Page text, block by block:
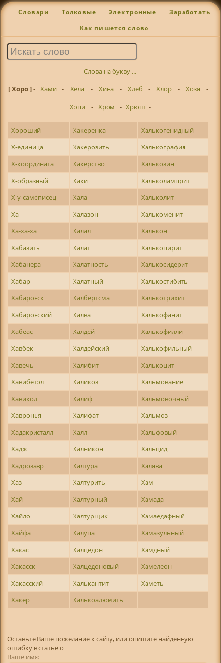
Словари Толковые Электронные Заработать
Как пишется слово
Слова на букву ...
[ Хоро ]- Хами - Хела - Хина - Хлеб - Хлор - Хозя
-
Хопи
- Хром - Хрюш -
Хороший Хакеренка
Халькогенидный
Х-единица
Хакерозить
Халькография
Х-координата
Хакерство
Халькозин
Х-образный
Хаки
Хальколамприт
Х-у-самописец
Хала
Хальколит
Ха
Халазон
Халькоменит
Ха-ха-ха
Халал
Халькон
Хабазить
Халат
Халькопирит
Хабанера
Халатность
Халькосидерит
Хабар
Халатный
Халькостибить
Хабаровск
Халбертсма
Халькотрихит
Хабаровский
Халва
Халькофанит
Хабеас
Халдей
Халькофиллит
Хавбек
Халдейский
Халькофильный
Хавечь
Халибит
Халькоцит
Хавибетол
Халикоз
Хальмование
Хавикол
Халиф
Хальмовочный
Хавронья
Халифат
Хальмоз
Хадакристалл
Халл
Хальфовый
Хадж
Халникон
Хальцид
Хадрозавр
Халтура
Халява
Хаз
Халтурить
Хам
Хай
Халтурный
Хамада
Хайло
Халтурщик
Хамаедафный
Хайфа
Халупа
Хамазульный
Хакас
Халцедон
Хамдный
Хакасск
Халцедоновый
Хамелеон
Хакасский
Халькантит
Хаметь
Хакер
Халькоалюмить
Оставьте Ваше пожелание к сайту, или опишите найденную
ошибку в статье о
Ваше имя: